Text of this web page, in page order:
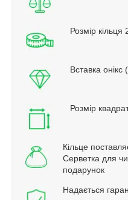
Розмір
Вставка онікс
Розмір
Кільце
Серветка для
подарунок
Надається